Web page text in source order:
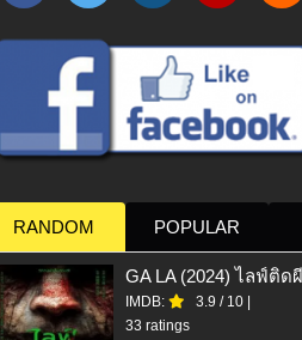
RANDOM POPULAR
GA LA (2024) ไลฟ์ติดผี
IMDB: 3.9 / 10
33 ratings